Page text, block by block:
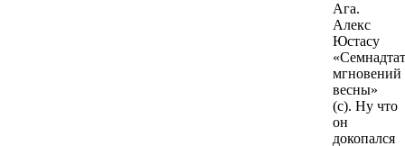
Ага.
Алекс
Юстасу
мгновений
весны»
(с). Ну что
он
докопался